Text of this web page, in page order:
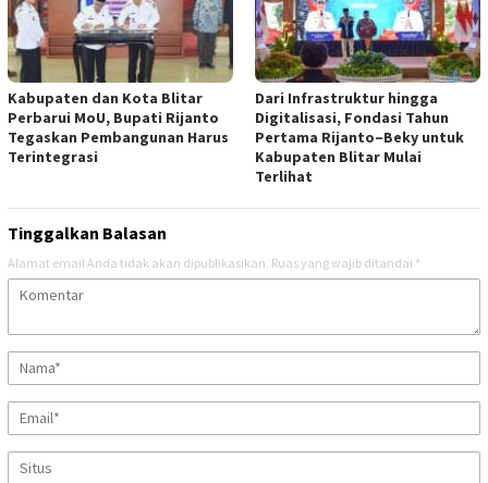
Kabupaten dan Kota Blitar
Perbarui MoU, Bupati Rijanto
Tegaskan Pembangunan Harus
Terintegrasi
Dari Infrastruktur hingga
Digitalisasi, Fondasi Tahun
Pertama Rijanto–Beky untuk
Kabupaten Blitar Mulai
Terlihat
Tinggalkan Balasan
Alamat email Anda tidak akan dipublikasikan. Ruas yang wajib ditandai *